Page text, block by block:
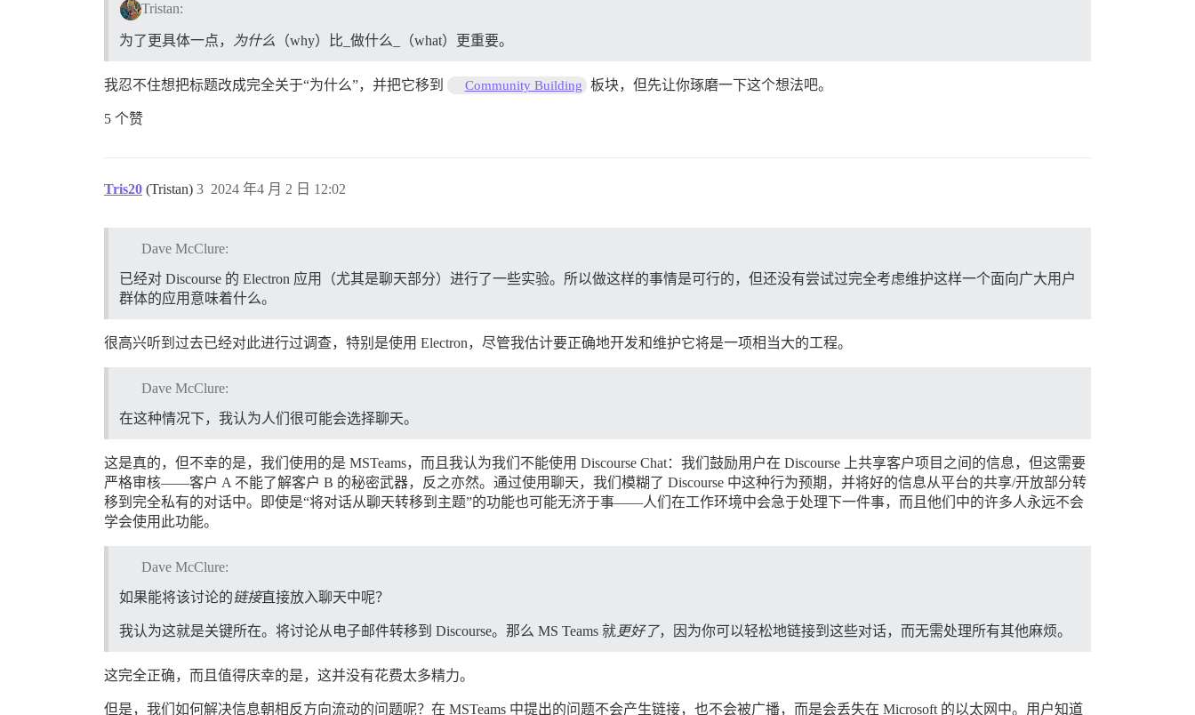
Tristan:
为了更具体一点， 为什么 （why）比_做什么_（what）更重要。
我忍不住想把标题改成完全关于“为什么”，并把它移到 Community Building 板块，但先让你琢磨一下这个想法吧。
5 个赞
Tris20 (Tristan) 2024 年4 月 2 日 12:02
3
Dave McClure:
已经对 Discourse 的 Electron 应用（尤其是聊天部分）进行了一些实验。所以做这样的事情是可行的，但还没有尝试过完全考虑维护这样一个面向广大用户
群体的应用意味着什么。
很高兴听到过去已经对此进行过调查，特别是使用 Electron，尽管我估计要正确地开发和维护它将是一项相当大的工程。
Dave McClure:
在这种情况下，我认为人们很可能会选择聊天。
这是真的，但不幸的是，我们使用的是 MSTeams，而且我认为我们不能使用 Discourse Chat：我们鼓励用户在 Discourse 上共享客户项目之间的信息，但这需要
严格审核——客户 A 不能了解客户 B 的秘密武器，反之亦然。通过使用聊天，我们模糊了 Discourse 中这种行为预期，并将好的信息从平台的共享/开放部分转
移到完全私有的对话中。即使是“将对话从聊天转移到主题”的功能也可能无济于事——人们在工作环境中会急于处理下一件事，而且他们中的许多人永远不会
学会使用此功能。
Dave McClure:
如果能将该讨论的链接直接放入聊天中呢？
我认为这就是关键所在。将讨论从电子邮件转移到 Discourse。那么 MS Teams 就更好了，因为你可以轻松地链接到这些对话，而无需处理所有其他麻烦。
这完全正确，而且值得庆幸的是，这并没有花费太多精力。
但是，我们如何解决信息朝相反方向流动的问题呢？在 MSTeams 中提出的问题不会产生链接，也不会被广播，而是会丢失在 Microsoft 的以太网中。用户知道